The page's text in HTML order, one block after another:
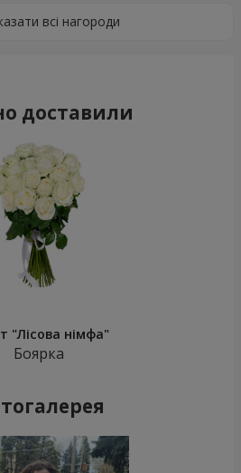
доставили
"Лісова німфа"
Боярка